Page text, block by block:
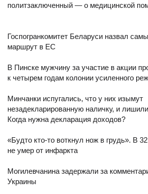
политзаключенный — о медицинской
Госпогранкомитет Беларуси назвал
маршрут в ЕС
В Пинске мужчину за участие в акции
к четырем годам колонии усиленного
Минчанки испугались, что у них изымут
незадекларированную наличку, и
Когда нужна декларация доходов?
«Будто кто-то воткнул нож в грудь». В
не умер от инфаркта
Могилевчанина задержали за
Украины